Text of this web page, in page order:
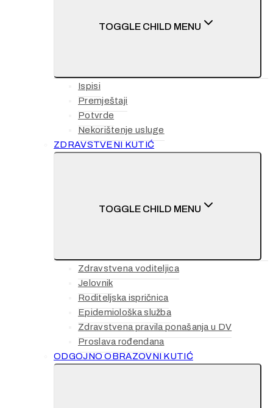
TOGGLE CHILD MENU
Ispisi
Premještaji
Potvrde
Nekorištenje usluge
ZDRAVSTVENI KUTIĆ
TOGGLE CHILD MENU
Zdravstvena voditeljica
Jelovnik
Roditeljska ispričnica
Epidemiološka služba
Zdravstvena pravila ponašanja u DV
Proslava rođendana
ODGOJNO OBRAZOVNI KUTIĆ